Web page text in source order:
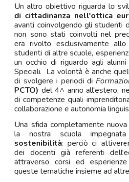
Un altro obiettivo riguarda lo
di cittadinanza nell'ottica
avanti coinvolgendo gli studenti
non sono stati coinvolti nel
era rivolto esclusivamente
studenti di altre scuole,
un occhio di riguardo agli
Speciali. La volontà è anche
di svolgere i periodi di
PCTO) del 4^ anno all'estero,
di competenze quali
collaborazione e autonomia
Una sfida completamente
la nostra scuola
sostenibilità: perciò ci
dei docenti già referenti
attraverso corsi ed
queste tematiche insieme ad